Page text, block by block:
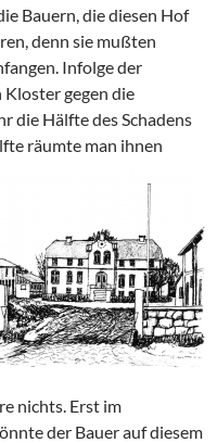
Bauern, die diesen Hof
denn sie mußten
Infolge der
Kloster gegen die
die Hälfte des Schadens
räumte man ihnen
nichts. Erst im
der Bauer auf diesem